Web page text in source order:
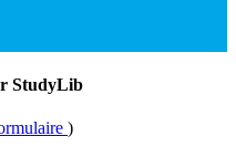
StudyLib
)